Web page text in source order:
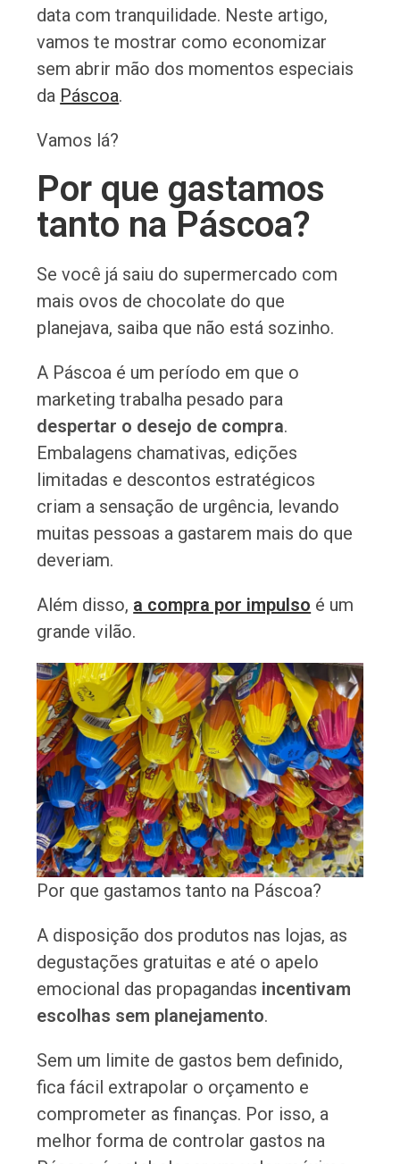
data com tranquilidade. Neste artigo,
vamos te mostrar como economizar
sem abrir mão dos momentos especiais
da Páscoa.
Vamos lá?
Por que gastamos
tanto na Páscoa?
Se você já saiu do supermercado com
mais ovos de chocolate do que
planejava, saiba que não está sozinho.
A Páscoa é um período em que o
marketing trabalha pesado para
despertar o desejo de compra.
Embalagens chamativas, edições
limitadas e descontos estratégicos
criam a sensação de urgência, levando
muitas pessoas a gastarem mais do que
deveriam.
Além disso, a compra por impulso é um
grande vilão.
Por que gastamos tanto na Páscoa?
A disposição dos produtos nas lojas, as
degustações gratuitas e até o apelo
emocional das propagandas incentivam
escolhas sem planejamento.
Sem um limite de gastos bem definido,
fica fácil extrapolar o orçamento e
comprometer as finanças. Por isso, a
melhor forma de controlar gastos na